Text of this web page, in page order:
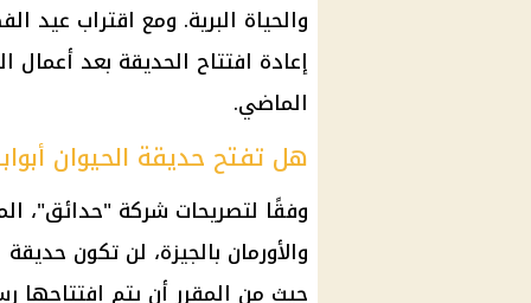
والحياة البرية. ومع اقتراب عيد
إعادة افتتاح الحديقة بعد أعمال
الماضي.
هل تفتح حديقة الحيوان
وفقًا لتصريحات شركة "حدائق"،
والأورمان بالجيزة، لن تكون حديقة